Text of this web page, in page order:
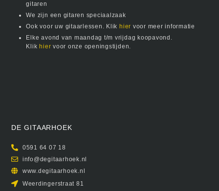
gitaren
We zijn een gitaren speciaalzaak
Ook voor uw gitaarlessen. Klik hier voor meer informatie
Elke avond van maandag t/m vrijdag koopavond.
Klik hier voor onze openingstijden.
DE GITAARHOEK
0591 64 07 18
info@degitaarhoek.nl
www.degitaarhoek.nl
Weerdingerstraat 81